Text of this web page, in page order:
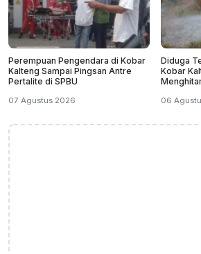
Perempuan Pengendara di Kobar
Kalteng Sampai Pingsan Antre
Pertalite di SPBU
07 Agustus 2026
Diduga
Kobar
06